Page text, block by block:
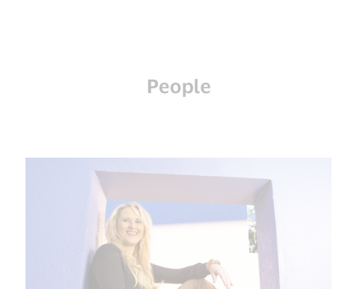
People